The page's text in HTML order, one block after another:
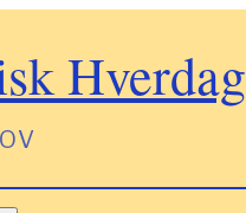
Hverdag